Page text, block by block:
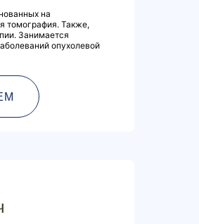
на
томография. Также,
Занимается
опухолевой